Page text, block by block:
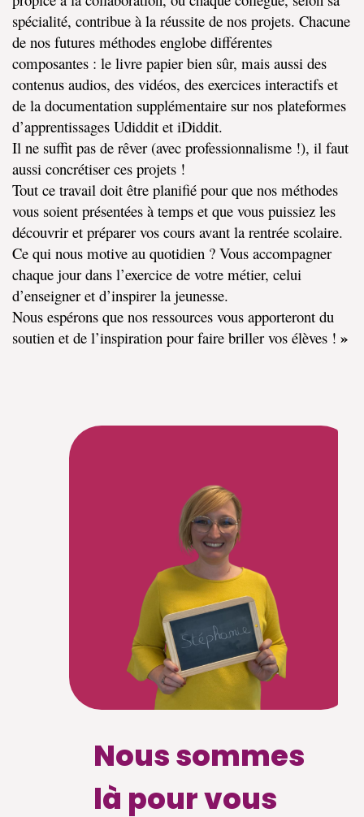
spécialité, contribue à la réussite de nos projets. Chacune
de nos futures méthodes englobe différentes
composantes : le livre papier bien sûr, mais aussi des
contenus audios, des vidéos, des exercices interactifs et
de la documentation supplémentaire sur nos plateformes
d’apprentissages Udiddit et iDiddit.
Il ne suffit pas de rêver (avec professionnalisme !), il faut
aussi concrétiser ces projets !
Tout ce travail doit être planifié pour que nos méthodes
vous soient présentées à temps et que vous puissiez les
découvrir et préparer vos cours avant la rentrée scolaire.
Ce qui nous motive au quotidien ? Vous accompagner
chaque jour dans l’exercice de votre métier, celui
d’enseigner et d’inspirer la jeunesse.
Nous espérons que nos ressources vous apporteront du
soutien et de l’inspiration pour faire briller vos élèves ! »
Nous sommes
là pour vous